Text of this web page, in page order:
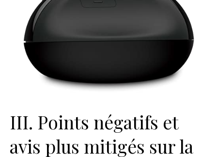
III. Points négatifs et
avis plus mitigés sur la